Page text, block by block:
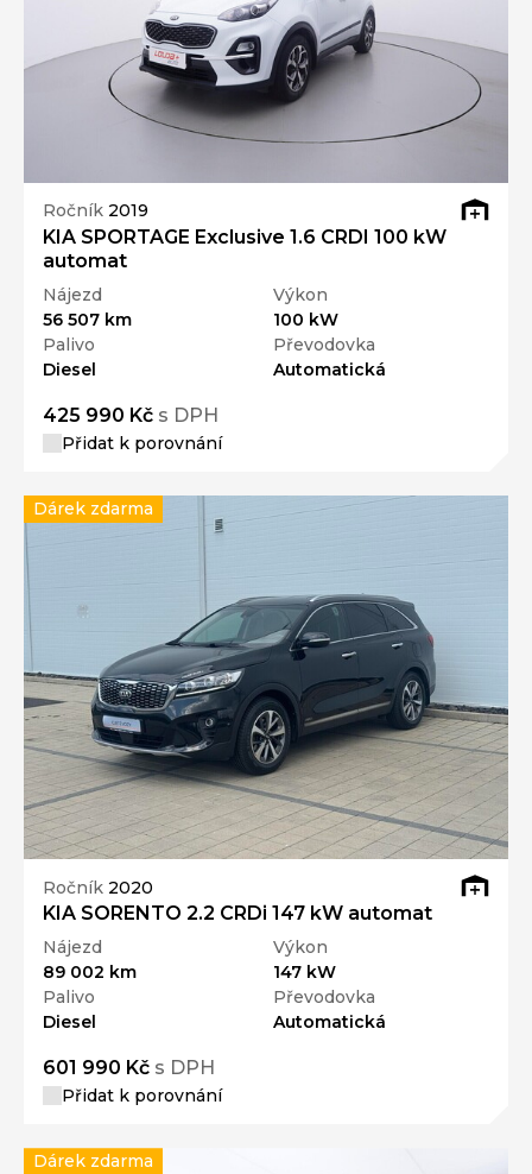
Ročník 2019
KIA SPORTAGE Exclusive 1.6 CRDI 100 kW
automat
Nájezd
56 507 km
Výkon
100 kW
Palivo
Diesel
Převodovka
Automatická
425 990 Kč s DPH
Přidat k porovnání
Ročník 2020
KIA SORENTO 2.2 CRDi 147 kW automat
Nájezd
89 002 km
Výkon
147 kW
Palivo
Diesel
Převodovka
Automatická
601 990 Kč s DPH
Přidat k porovnání
Dárek zdarma
Dárek zdarma